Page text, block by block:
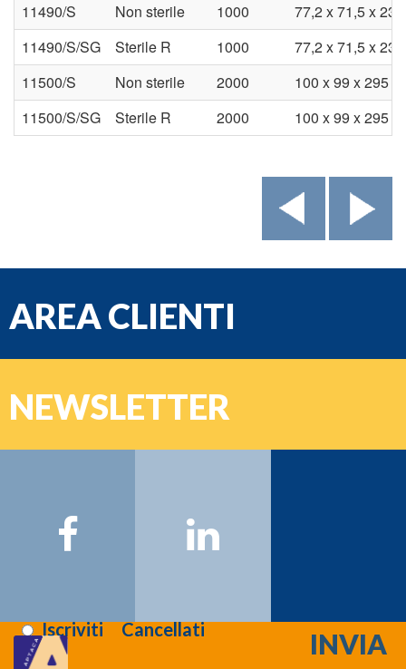
11490/S
Non sterile 1000
77,2 x 71,5 x 237
11490/S/SG
Sterile R 1000
77,2 x 71,5 x 237
11500/S
Non sterile 2000
100 x 99 x 295
11500/S/SG
Sterile R 2000 100 x 99 x 295
AREA CLIENTI
NEWSLETTER
Email:
IscrivitiCancellati